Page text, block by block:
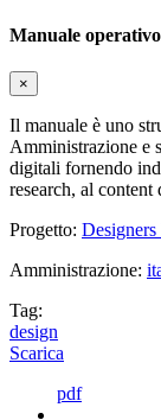
Manuale
×
Il manuale è uno
Amministrazione e
digitali fornendo
research, al content
Progetto: Designers
Amministrazione:
Tag:
design
Scarica
pdf